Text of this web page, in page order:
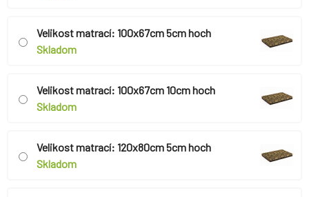
Velikost matrací: 100x67cm 5cm hoch
Skladom
Velikost matrací: 100x67cm 10cm hoch
Skladom
Velikost matrací: 120x80cm 5cm hoch
Skladom